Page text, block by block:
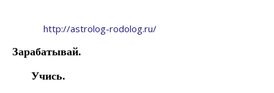
http://astrolog-rodolog.ru/
Зарабатывай.
Учись.